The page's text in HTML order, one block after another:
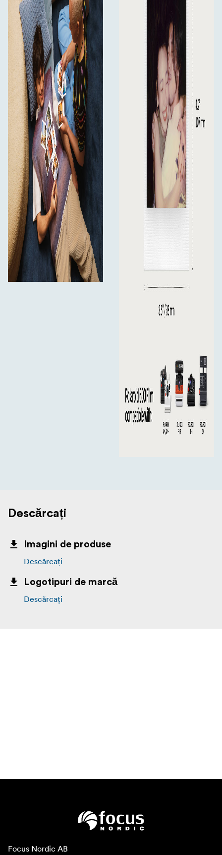
Descărcați
Imagini de produse
Descărcați
Logotipuri de marcă
Descărcați
Focus Nordic AB